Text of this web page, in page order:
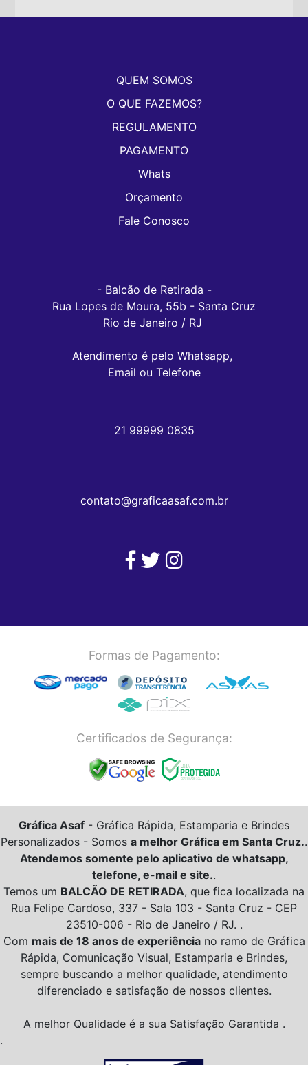
QUEM SOMOS
O QUE FAZEMOS?
REGULAMENTO
PAGAMENTO
Whats
Orçamento
Fale Conosco
- Balcão de Retirada -
Rua Lopes de Moura, 55b - Santa Cruz
Rio de Janeiro / RJ
Atendimento é pelo Whatsapp,
Email ou Telefone
21 99999 0835
contato@graficaasaf.com.br
Formas de Pagamento:
Certificados de Segurança:
Gráfica Asaf - Gráfica Rápida, Estamparia e Brindes
Personalizados - Somos a melhor Gráfica em Santa Cruz..
Atendemos somente pelo aplicativo de whatsapp,
telefone, e-mail e site..
Temos um BALCÃO DE RETIRADA, que fica localizada na
Rua Felipe Cardoso, 337 - Sala 103 - Santa Cruz - CEP
23510-006 - Rio de Janeiro / RJ. .
Com mais de 18 anos de experiênciano ramo de Gráfica
Rápida, Comunicação Visual, Estamparia e Brindes,
sempre buscando a melhor qualidade, atendimento
diferenciado e satisfação de nossos clientes.
A melhor Qualidade é a sua Satisfação Garantida .
.